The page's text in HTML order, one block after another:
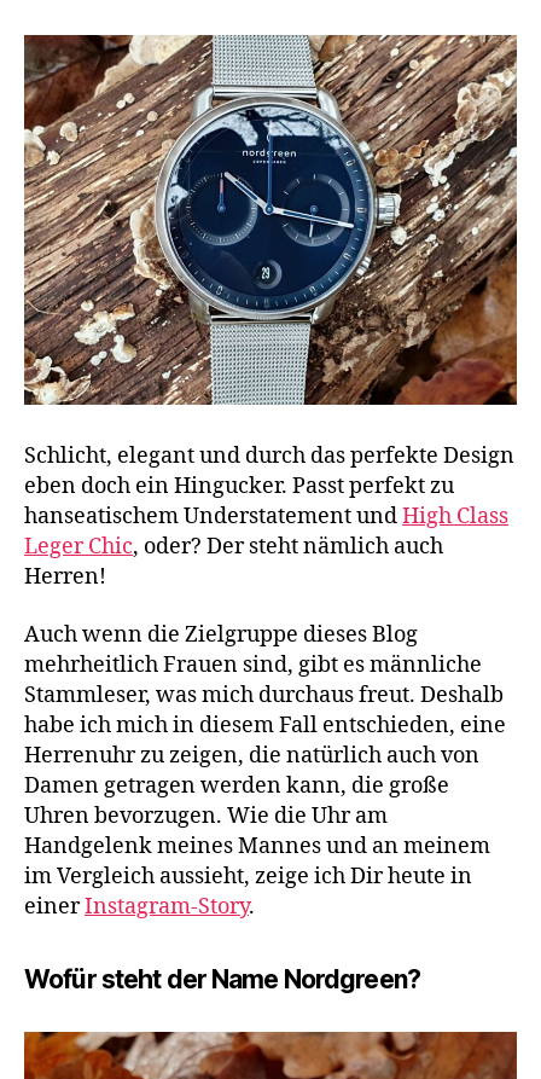
Schlicht, elegant und durch das perfekte Design
eben doch ein Hingucker. Passt perfekt zu
hanseatischem Understatement undHigh Class
Leger Chic, oder? Der steht nämlich auch
Herren!
Auch wenn die Zielgruppe dieses Blog
mehrheitlich Frauen sind, gibt es männliche
Stammleser, was mich durchaus freut. Deshalb
habe ich mich in diesem Fall entschieden, eine
Herrenuhr zu zeigen, die natürlich auch von
Damen getragen werden kann, die große
Uhren bevorzugen. Wie die Uhr am
Handgelenk meines Mannes und an meinem
im Vergleich aussieht, zeige ich Dir heute in
einerInstagram-Story.
Wofür steht der Name Nordgreen?